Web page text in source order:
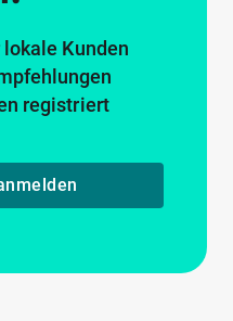
Kunden
registriert